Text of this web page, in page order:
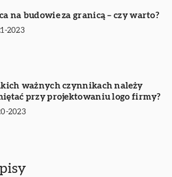
na budowie za granicą – czy warto?
2023
ważnych czynnikach należy
przy projektowaniu logo firmy?
2023